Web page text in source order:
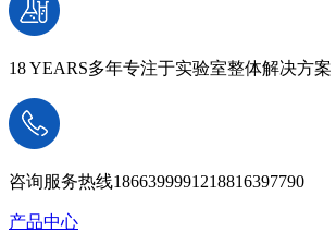
18 YEARS多年专注于实验室整体解决方案
咨询服务热线1866399991218816397790
产品中心